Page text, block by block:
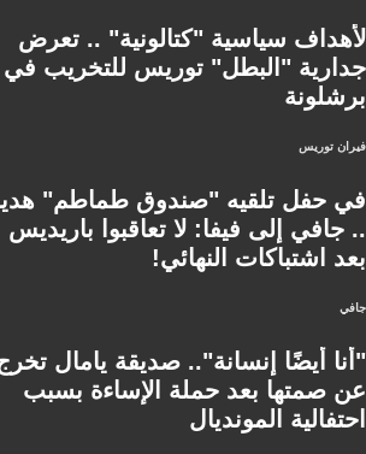
لأهداف سياسية "كتالونية" .. تعرض
جدارية "البطل" توريس للتخريب في
برشلونة
فيران توريس
في حفل تلقيه "صندوق طماطم"
.. جافي إلى فيفا: لا تعاقبوا باريديس
بعد اشتباكات النهائي!
جافي
"أنا أيضًا إنسانة".. صديقة يامال
عن صمتها بعد حملة الإساءة بسبب
احتفالية المونديال